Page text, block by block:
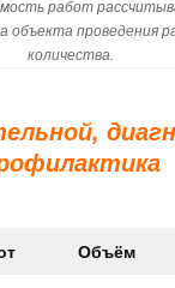
работ
объекта проведения
количества.
Объём